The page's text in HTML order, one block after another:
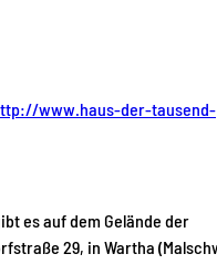
www.haus-der-tausend-
es auf dem Gelände der
29, in Wartha